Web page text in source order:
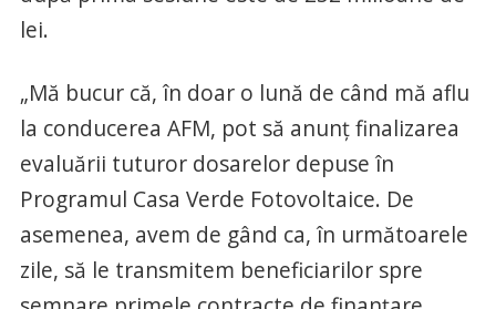
lei.
„Mă bucur că, în doar o lună de când mă aflu
la conducerea AFM, pot să anunț finalizarea
evaluării tuturor dosarelor depuse în
Programul Casa Verde Fotovoltaice. De
asemenea, avem de gând ca, în următoarele
zile, să le transmitem beneficiarilor spre